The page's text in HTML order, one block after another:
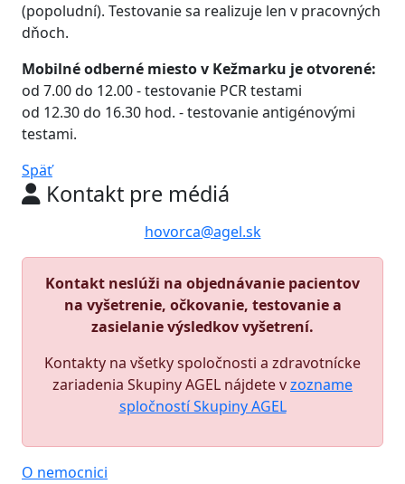
(popoludní). Testovanie sa realizuje len v pracovných
dňoch.
Mobilné odberné miesto v Kežmarku je otvorené:
od 7.00 do 12.00 - testovanie PCR testami
od 12.30 do 16.30 hod. - testovanie antigénovými
testami.
Späť
Kontakt pre médiá
hovorca@agel.sk
Kontakt neslúži na objednávanie pacientov
na vyšetrenie, očkovanie, testovanie a
zasielanie výsledkov vyšetrení.
Kontakty na všetky spoločnosti a zdravotnícke
zariadenia Skupiny AGEL nájdete vzozname
spločností Skupiny AGEL
O nemocnici